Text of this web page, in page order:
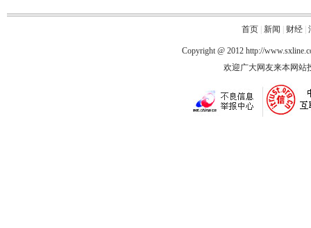
首页| 新闻 财经|
Copyright @ 2012 http://
欢迎广大网友来本网站